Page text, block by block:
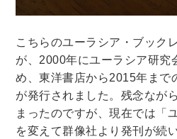
こちらのユーラシア・ブック
が、 2000年にユーラシア研究
め、東洋書店から2015年まで
が発行されました。残念なが
まったのですが、現在では「
を変えて群像社より発刊が続